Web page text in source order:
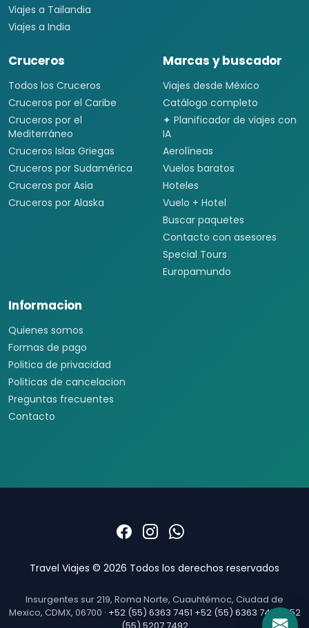
Viajes a Tailandia
Viajes a India
Cruceros
Todos los Cruceros
Cruceros por el Caribe
Cruceros por el
Mediterráneo
Cruceros Islas Griegas
Cruceros por Sudamérica
Cruceros por Asia
Cruceros por Alaska
Marcas y buscador
Viajes desde México
Catálogo completo
✦ Planificador de viajes con
IA
Aerolíneas
Vuelos baratos
Hoteles
Vuelo + Hotel
Buscar paquetes
Contacto con asesores
Special Tours
Europamundo
Informacion
Quienes somos
Formas de pago
Politica de privacidad
Politicas de cancelacion
Preguntas frecuentes
Contacto
Travel Viajes © 2026 Todos los derechos reservados
Insurgentes sur 219, Roma Norte, Cuauhtémoc, Ciudad de
Mexico, CDMX, 06700 · +52 (55) 6363 7451 +52 (55) 6363 7452 +52